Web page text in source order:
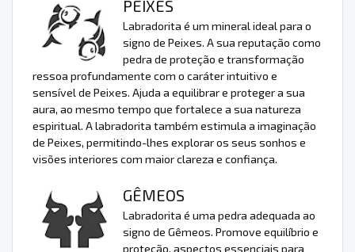
PEIXES
Labradorita é um mineral ideal para o
signo de Peixes. A sua reputação como
pedra de proteção e transformação
ressoa profundamente com o caráter intuitivo e
sensível de Peixes. Ajuda a equilibrar e proteger a sua
aura, ao mesmo tempo que fortalece a sua natureza
espiritual. A labradorita também estimula a imaginação
de Peixes, permitindo-lhes explorar os seus sonhos e
visões interiores com maior clareza e confiança.
GÊMEOS
Labradorita é uma pedra adequada ao
signo de Gêmeos. Promove equilíbrio e
proteção, aspectos essenciais para